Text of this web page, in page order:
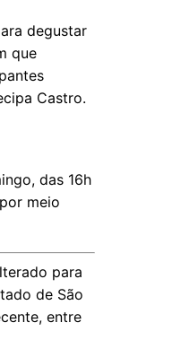
degustar
que
Castro.
das 16h
meio
para
de São
entre